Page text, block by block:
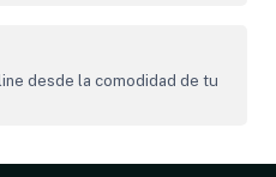
desde la comodidad de tu